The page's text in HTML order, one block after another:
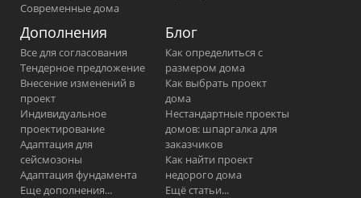
Современные дома
Дополнения
Все для согласования
Тендерное предложение
Внесение изменений в
проект
Индивидуальное
проектирование
Адаптация для
сейсмозоны
Адаптация фундамента
Еще дополнения...
Блог
Как определиться с
размером дома
Как выбрать проект
дома
Нестандартные проекты
домов: шпаргалка для
заказчиков
Как найти проект
недорого дома
Ещё статьи...